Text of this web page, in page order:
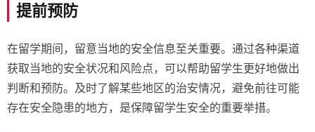
提前预防
在留学期间，留意当地的安全信息至关重要。通过各种渠道
获取当地的安全状况和风险点，可以帮助留学生更好地做出
判断和预防。及时了解某些地区的治安情况，避免前往可能
存在安全隐患的地方，是保障留学生安全的重要举措。